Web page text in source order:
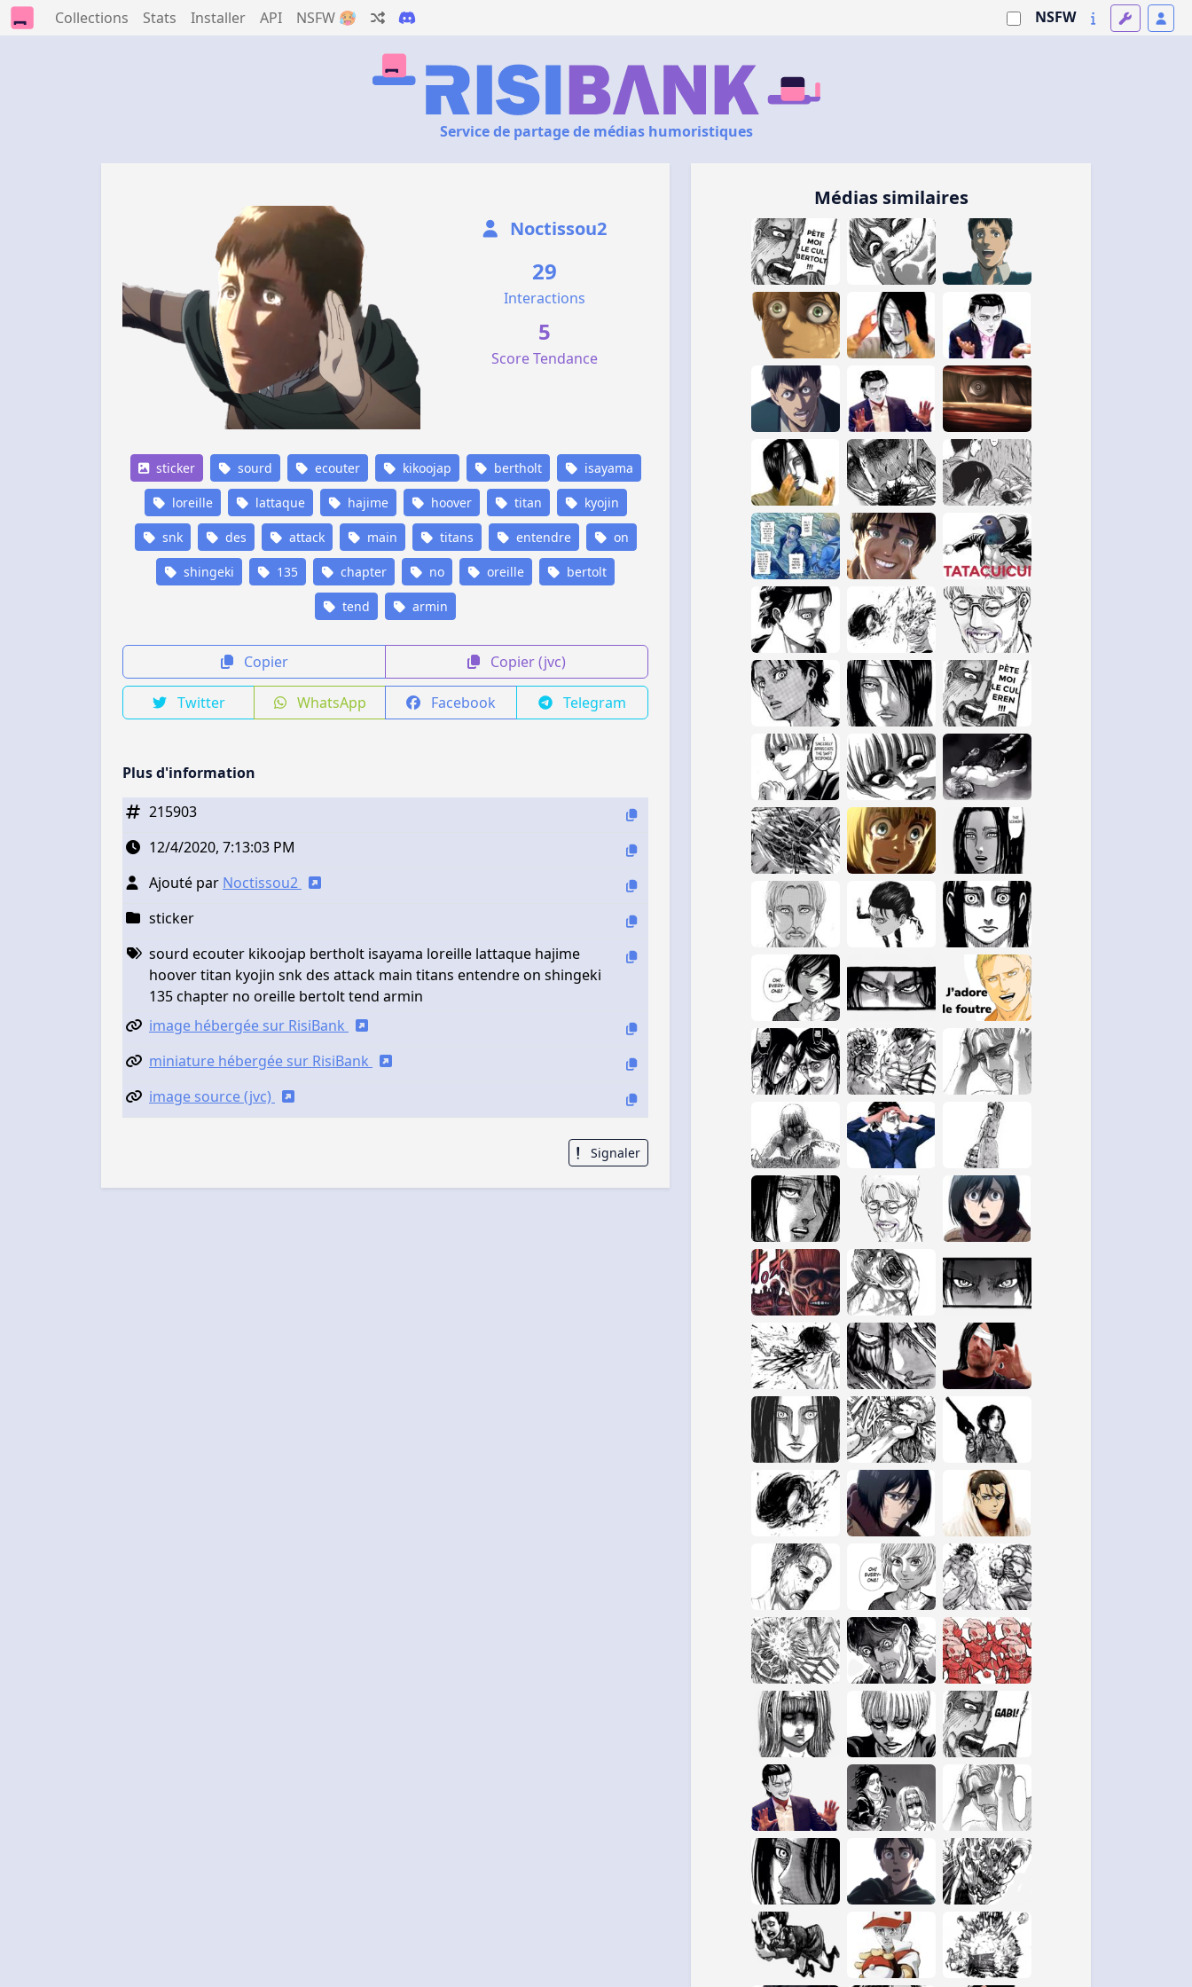
Collections Stats Installer API NSFW 🥵 NSFW
Service de partage de médias humoristiques
Noctissou2
29
Interactions
5
Score Tendance
sticker sourd ecouter kikoojap bertholt isayama
loreille lattaque hajime hoover titan kyojin
snk des attack main titans entendre on
shingeki 135 chapter no oreille bertolt
tend armin
Copier Copier (jvc)
Twitter WhatsApp Facebook Telegram
Plus d'information
215903
12/4/2020, 7:13:03 PM
Ajouté par Noctissou2
sticker
sourd ecouter kikoojap bertholt isayama loreille lattaque hajime
hoover titan kyojin snk des attack main titans entendre on shingeki
135 chapter no oreille bertolt tend armin
image hébergée sur RisiBank
miniature hébergée sur RisiBank
image source (jvc)
Signaler
Médias similaires